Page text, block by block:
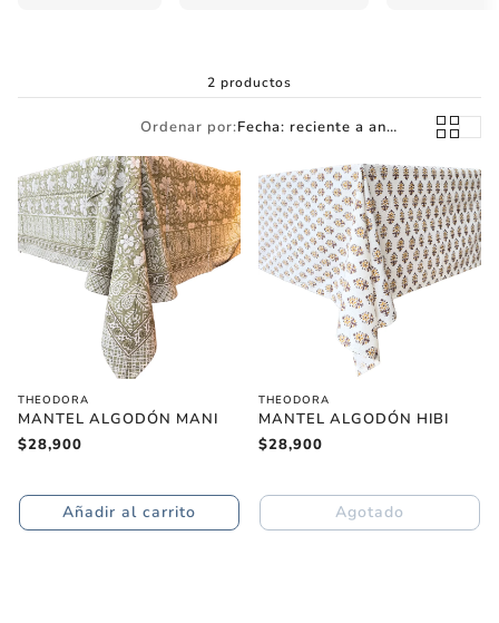
Láminas
2 productos
Ordenar por: Fecha: reciente a antiguo(a)
THEODORA
MANTEL ALGODÓN MANI
Precio
$28,900
Añadir al carrito
Agotado
THEODORA
MANTEL ALGODÓN HIBI
Precio
$28,900
Agotado